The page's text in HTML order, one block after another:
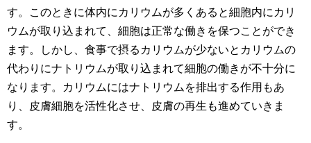
す。このときに体内にカリウムが多くあると細胞内にカリ
ウムが取り込まれて、細胞は正常な働きを保つことができ
ます。しかし、食事で摂るカリウムが少ないとカリウムの
代わりにナトリウムが取り込まれて細胞の働きが不十分に
なります。カリウムにはナトリウムを排出する作用もあ
り、皮膚細胞を活性化させ、皮膚の再生も進めていきま
す。